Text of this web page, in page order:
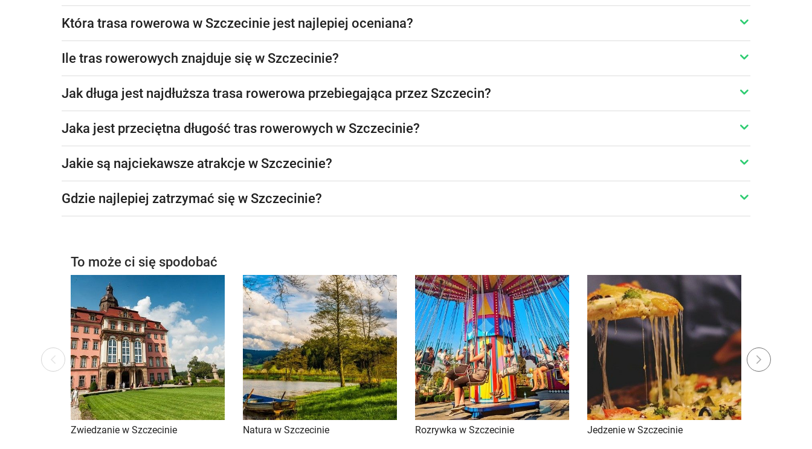
Która trasa rowerowa w Szczecinie jest najlepiej oceniana?
Ile tras rowerowych znajduje się w Szczecinie?
Jak długa jest najdłuższa trasa rowerowa przebiegająca przez Szczecin?
Jaka jest przeciętna długość tras rowerowych w Szczecinie?
Jakie są najciekawsze atrakcje w Szczecinie?
Gdzie najlepiej zatrzymać się w Szczecinie?
To może ci się spodobać
Previ
ous
Zwiedzanie w Szczecinie Natura w Szczecinie Rozrywka w Szczecinie Jedzenie w Szczecinie
Next